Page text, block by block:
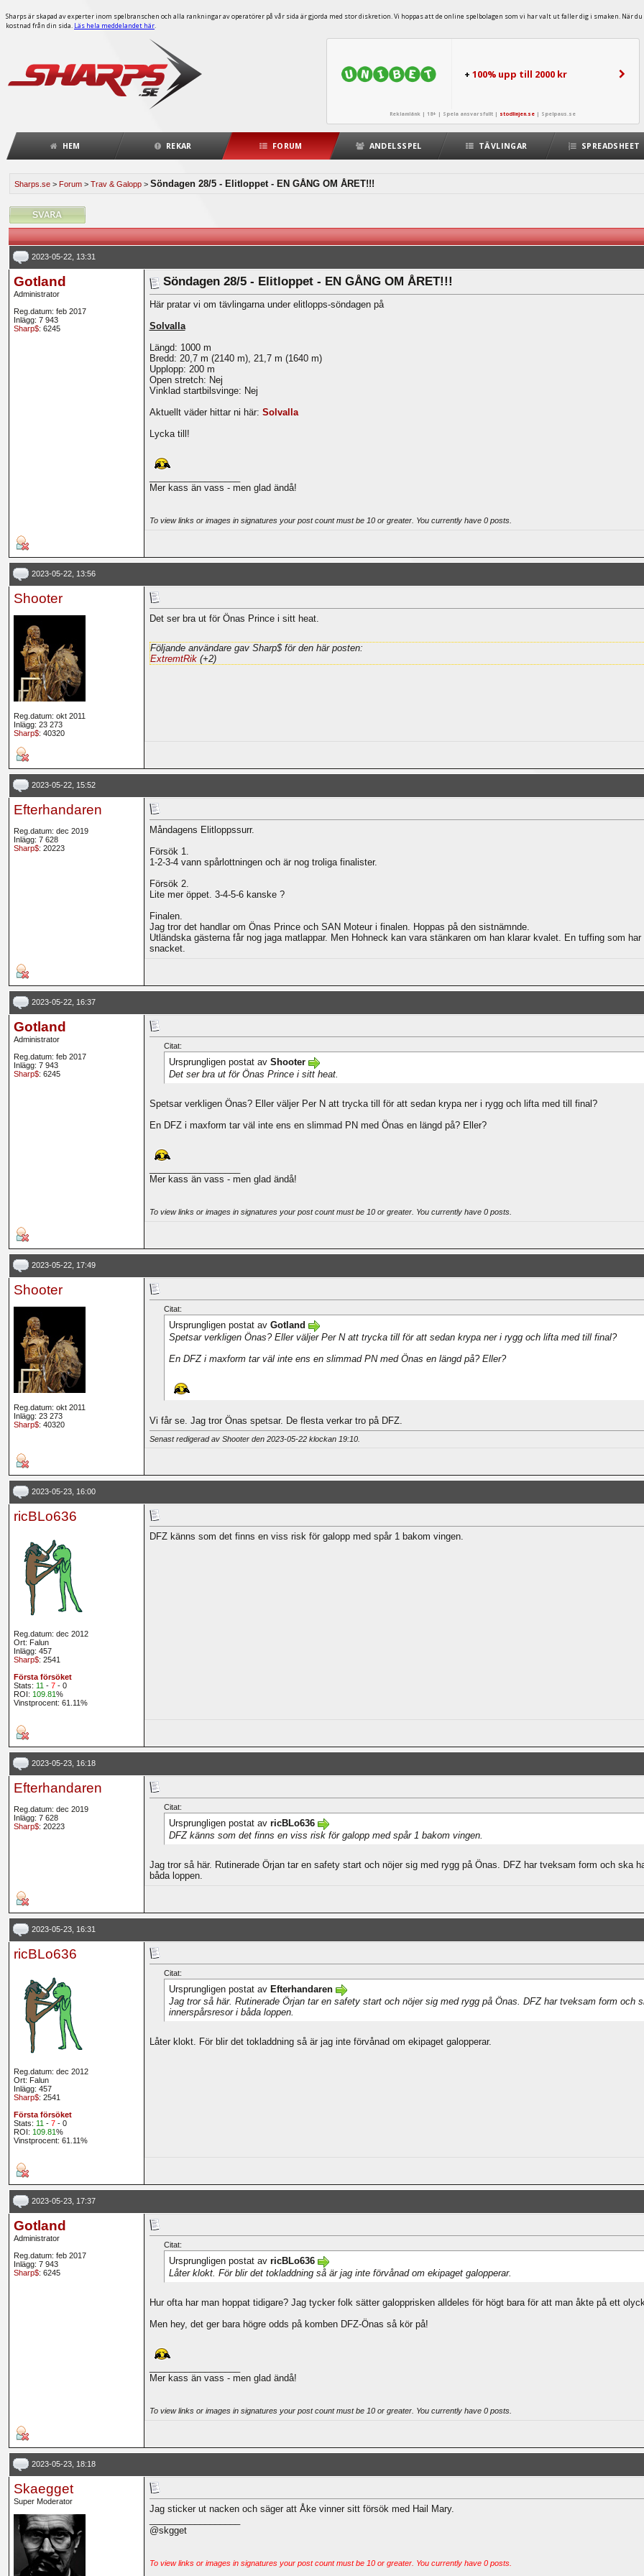
Sharps är skapad av experter inom spelbranschen och alla rankningar av operatörer på vår sida är gjorda med stor diskretion. Vi hoppas att de online spelbolagen som vi har valt ut faller dig i smaken. När
kostnad från din sida. Läs hela meddelandet här.
+ 100% upp till 2000 kr
Reklamlänk | 18+ | Spela ansvarsfullt | stodlinjen.se | Spelpaus.se
HEM REKAR FORUM ANDELSSPEL TÄVLINGAR SPREADSHEET
Sharps.se > Forum > Trav & Galopp > Söndagen 28/5 - Elitloppet - EN GÅNG OM ÅRET!!!
2023-05-22, 13:31
Gotland
Administrator
Reg.datum: feb 2017
Inlägg: 7 943
Sharp$: 6245
Söndagen 28/5 - Elitloppet - EN GÅNG OM ÅRET!!!
Här pratar vi om tävlingarna under elitlopps-söndagen på
Solvalla
Längd: 1000 m
Bredd: 20,7 m (2140 m), 21,7 m (1640 m)
Upplopp: 200 m
Open stretch: Nej
Vinklad startbilsvinge: Nej
Aktuellt väder hittar ni här: Solvalla
Lycka till!
Mer kass än vass - men glad ändå!
To view links or images in signatures your post count must be 10 or greater. You currently have 0 posts.
2023-05-22, 13:56
Shooter
Reg.datum: okt 2011
Inlägg: 23 273
Sharp$: 40320
Det ser bra ut för Önas Prince i sitt heat.
Följande användare gav Sharp$ för den här posten:
ExtremtRik(+2)
2023-05-22, 15:52
Efterhandaren
Reg.datum: dec 2019
Inlägg: 7 628
Sharp$: 20223
Måndagens Elitloppssurr.
Försök 1.
1-2-3-4 vann spårlottningen och är nog troliga finalister.
Försök 2.
Lite mer öppet. 3-4-5-6 kanske ?
Finalen.
Jag tror det handlar om Önas Prince och SAN Moteur i finalen. Hoppas på den sistnämnde.
Utländska gästerna får nog jaga matlappar. Men Hohneck kan vara stänkaren om han klarar kvalet. En tuffing som
snacket.
2023-05-22, 16:37
Gotland
Administrator
Reg.datum: feb 2017
Inlägg: 7 943
Sharp$: 6245
Citat:
Ursprungligen postat av Shooter
Det ser bra ut för Önas Prince i sitt heat.
Spetsar verkligen Önas? Eller väljer Per N att trycka till för att sedan krypa ner i rygg och lifta med till final?
En DFZ i maxform tar väl inte ens en slimmad PN med Önas en längd på? Eller?
Mer kass än vass - men glad ändå!
To view links or images in signatures your post count must be 10 or greater. You currently have 0 posts.
2023-05-22, 17:49
Shooter
Reg.datum: okt 2011
Inlägg: 23 273
Sharp$: 40320
Citat:
Ursprungligen postat av Gotland
Spetsar verkligen Önas? Eller väljer Per N att trycka till för att sedan krypa ner i rygg och lifta med till final?
En DFZ i maxform tar väl inte ens en slimmad PN med Önas en längd på? Eller?
Vi får se. Jag tror Önas spetsar. De flesta verkar tro på DFZ.
Senast redigerad av Shooter den 2023-05-22 klockan 19:10.
2023-05-23, 16:00
ricBLo636
Reg.datum: dec 2012
Ort: Falun
Inlägg: 457
Sharp$: 2541
Första försöket
Stats: 11 - 7- 0
ROI: 109.81%
Vinstprocent: 61.11%
DFZ känns som det finns en viss risk för galopp med spår 1 bakom vingen.
2023-05-23, 16:18
Efterhandaren
Reg.datum: dec 2019
Inlägg: 7 628
Sharp$: 20223
Citat:
Ursprungligen postat av ricBLo636
DFZ känns som det finns en viss risk för galopp med spår 1 bakom vingen.
Jag tror så här. Rutinerade Örjan tar en safety start och nöjer sig med rygg på Önas. DFZ har tveksam form och ska
båda loppen.
2023-05-23, 16:31
ricBLo636
Reg.datum: dec 2012
Ort: Falun
Inlägg: 457
Sharp$: 2541
Första försöket
Stats: 11 - 7- 0
ROI: 109.81%
Vinstprocent: 61.11%
Citat:
Ursprungligen postat av Efterhandaren
Jag tror så här. Rutinerade Örjan tar en safety start och nöjer sig med rygg på Önas. DFZ har tveksam form och
innerspårsresor i båda loppen.
Låter klokt. För blir det tokladdning så är jag inte förvånad om ekipaget galopperar.
2023-05-23, 17:37
Gotland
Administrator
Reg.datum: feb 2017
Inlägg: 7 943
Sharp$: 6245
Citat:
Ursprungligen postat av ricBLo636
Låter klokt. För blir det tokladdning så är jag inte förvånad om ekipaget galopperar.
Hur ofta har man hoppat tidigare? Jag tycker folk sätter galopprisken alldeles för högt bara för att man åkte på ett
Men hey, det ger bara högre odds på komben DFZ-Önas så kör på!
Mer kass än vass - men glad ändå!
To view links or images in signatures your post count must be 10 or greater. You currently have 0 posts.
2023-05-23, 18:18
Skaegget
Super Moderator
Jag sticker ut nacken och säger att Åke vinner sitt försök med Hail Mary.
@skgget
To view links or images in signatures your post count must be 10 or greater. You currently have 0 posts.